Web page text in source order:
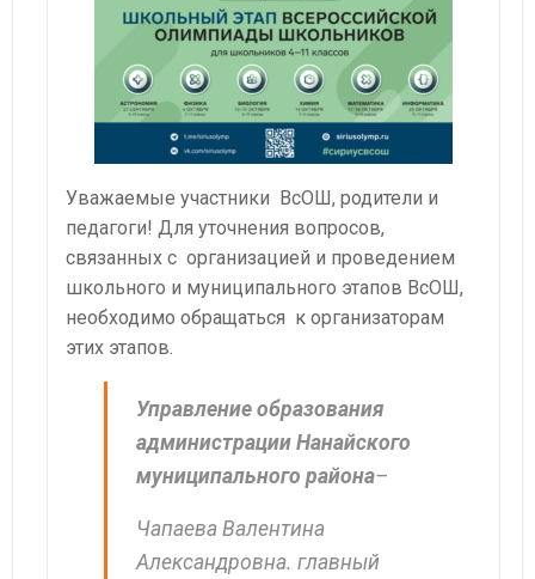
Уважаемые участники ВсОШ, родители и
педагоги! Для уточнения вопросов,
связанных с организацией и проведением
школьного и муниципального этапов ВсОШ,
необходимо обращаться к организаторам
этих этапов.
Управление образования
администрации Нанайского
муниципального района–
Чапаева Валентина
Александровна. главный